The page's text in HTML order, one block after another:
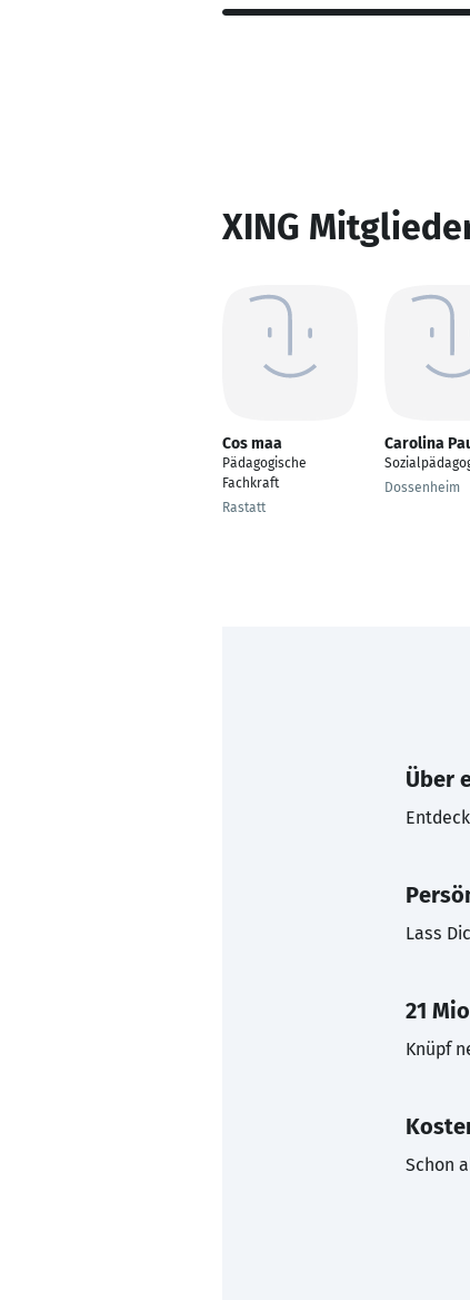
XING
Cos maa
Pädagogische
Fachkraft
Rastatt
Carolina
Dossenheim
Über
Lass
21
Knüpf
Schon